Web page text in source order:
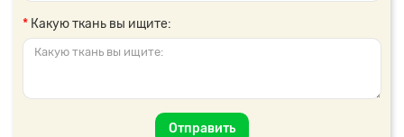
Какую ткань вы ищите:
Отправить